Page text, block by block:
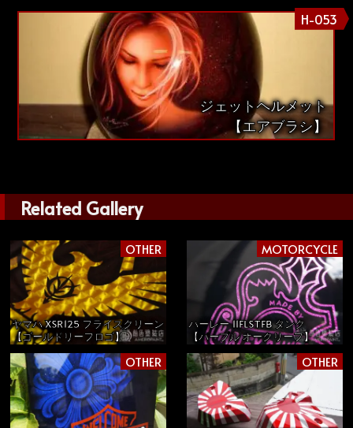
H-053
ジェットヘルメット
【エアブラシ】
Related Gallery
OTHER
ヤマハ XSR125 フライスクリーン
【ゴールドリーフロゴ】
MOTORCYCLE
ハーレー 11FLSTFB タンク
【パープル オークリーフ】
OTHER OTHER